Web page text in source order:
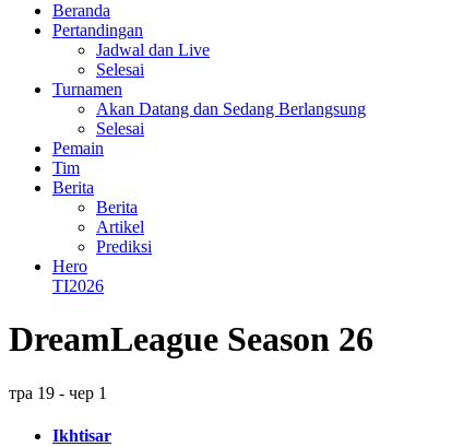
Beranda
Pertandingan
Jadwal dan Live
Selesai
Turnamen
Akan Datang dan Sedang Berlangsung
Selesai
Pemain
Tim
Berita
Berita
Artikel
Prediksi
Hero
TI2026
DreamLeague Season 26
тра 19 - чер 1
Ikhtisar